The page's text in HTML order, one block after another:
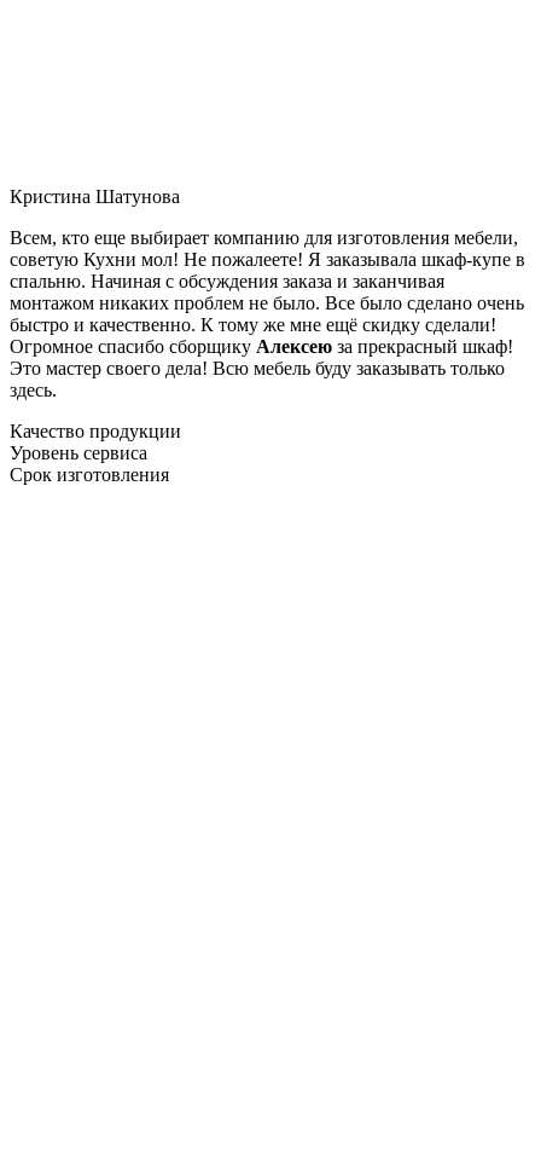
Кристина Шатунова
Всем, кто еще выбирает компанию для изготовления мебели,
советую Кухни мол! Не пожалеете! Я заказывала шкаф-купе в
спальню. Начиная с обсуждения заказа и заканчивая
монтажом никаких проблем не было. Все было сделано очень
быстро и качественно. К тому же мне ещё скидку сделали!
Огромное спасибо сборщику Алексею за прекрасный шкаф!
Это мастер своего дела! Всю мебель буду заказывать только
здесь.
Качество продукции
Уровень сервиса
Срок изготовления